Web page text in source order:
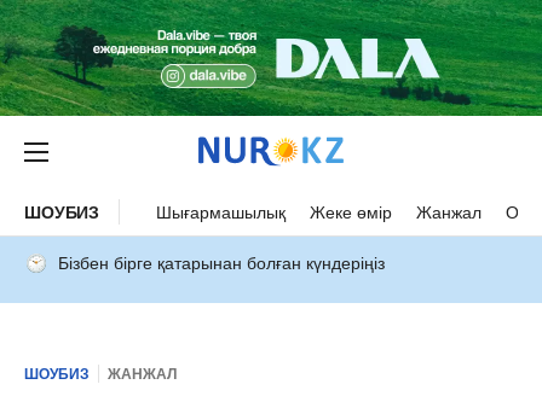
ШОУБИЗ Шығармашылық Жеке өмір Жанжал
Бізбен бірге қатарынан болған күндеріңіз
ШОУБИЗ ЖАНЖАЛ